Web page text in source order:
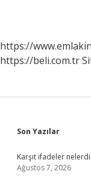
https://
https://beli.com.tr
Sidebar
Son Yazılar
Karşıt ifadeler
Ağustos 7, 2026